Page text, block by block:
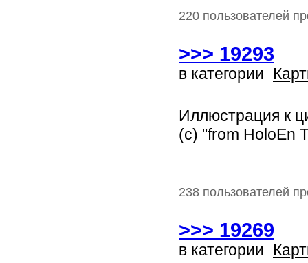
220 пользователей
>>> 19293
в категории
Иллюстрация к
(с) "from HoloEn
238 пользователей
>>> 19269
в категории